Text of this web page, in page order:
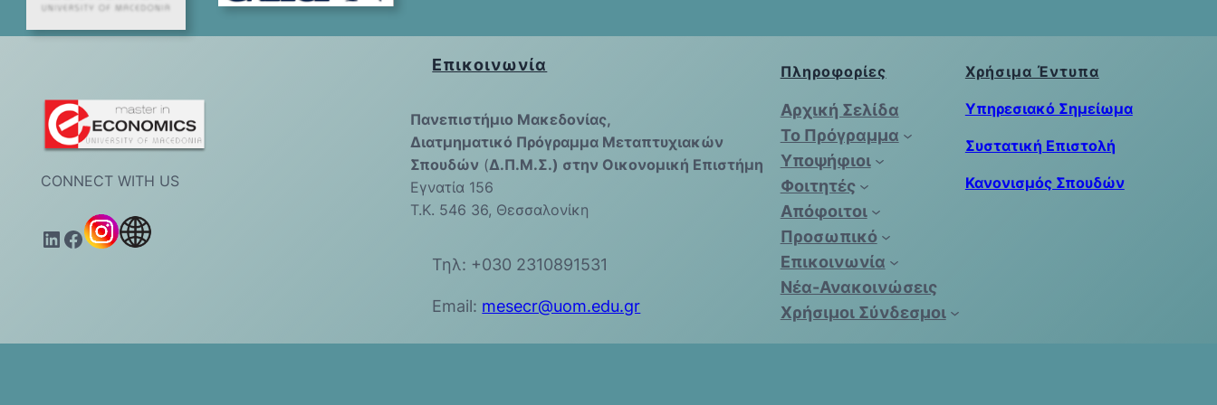
17:30
Εφαρμοσμένα
και
Χρηματοοικονομικά
Πανεπιστημίου
Μακεδονίας
CONNECT WITH US
LinkedIn Facebook
Επικοινωνία
Πανεπιστήμιο Μακεδονίας,
Διατμηματικό Πρόγραμμα Μεταπτυχιακών
Σπουδών (Δ.Π.Μ.Σ.) στην Οικονομική Επιστήμη
Εγνατία 156
Τ.Κ. 546 36, Θεσσαλονίκη
Τηλ: +030 2310891531
Email: mesecr@uom.edu.gr
Πληροφορίες
Αρχική Σελίδα
Το Πρόγραμμα
Υποψήφιοι
Φοιτητές
Απόφοιτοι
Προσωπικό
Επικοινωνία
Νέα-Ανακοινώσεις
Χρήσιμοι Σύνδεσμοι
Χρήσιμα Έντυπα
Υπηρεσιακό Σημείωμα
Συστατική Επιστολή
Κανονισμός Σπουδών